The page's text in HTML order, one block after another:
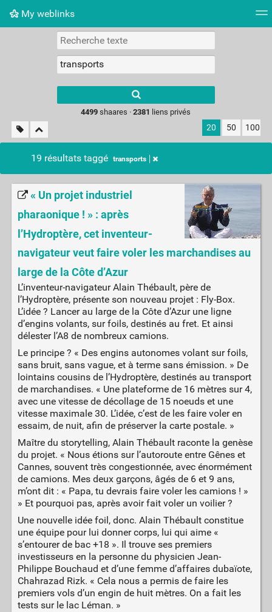
My weblinks
Nuage de tags Mur d'images
results.
4499 shaares ·2381 liens privés
20 50 100
19 résultats taggé transports
« Un projet industriel
pharaonique ! » : après
l’Hydroptère, cet inventeur-
navigateur veut faire voler les marchandises au
large de la Côte d’Azur
L’inventeur-navigateur Alain Thébault, père de
l’Hydroptère, présente son nouveau projet : Fly-Box.
L’idée ? Lancer au large de la Côte d’Azur une ligne
d’engins volants, sur foils, destinés au fret. Et ainsi
délester l’A8 de nombreux camions.
Le principe ? « Des engins autonomes volant sur foils,
sans bruit, sans vague, et à terme sans émission. » De
lointains cousins de l’Hydroptère, destinés au transport
de marchandises. « Une plateforme de 16 mètres sur 4,
avec une vitesse de décollage de 15 noeuds et une
vitesse maximale 30. L’idée, c’est de les faire voler en
essaim, de nuit, afin de préserver la carte postale. »
Maître du storytelling, Alain Thébault raconte la genèse
du projet. « Nous étions sur l’autoroute entre Gênes et
Cannes, souvent très congestionnée, avec énormément
de camions. Mes deux garçons, âgés de 6 et 9 ans,
m’ont dit : « Papa, tu devrais faire voler les camions ! »
» Et pourquoi pas, après avoir fait voler un voilier ?
Une nouvelle idée foil, donc. Alain Thébault constitue
une équipe pour lui donner corps, lui qui aime «
s’entourer de bac +18 ». Il trouve ses premiers
investisseurs en la personne du physicien Jean-
Philippe Bouchaud et d’une femme d’affaires dubaïote,
Chahrazad Rizk. « Cela nous a permis de faire les
premiers vols d’un engin de huit mètres. On a fait les
tests sur le lac Léman. »